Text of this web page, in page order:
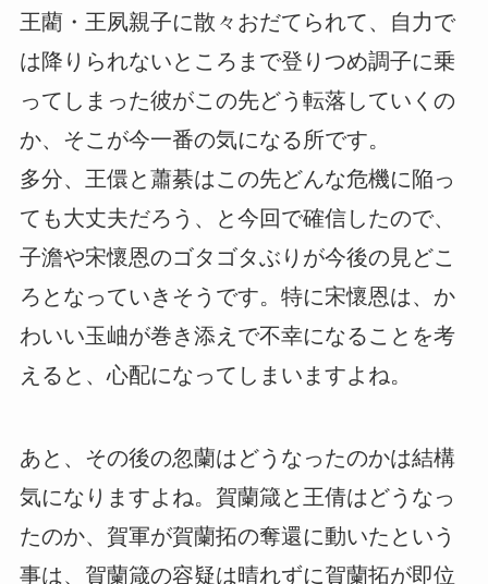
王藺・王夙親子に散々おだてられて、自力で
は降りられないところまで登りつめ調子に乗
ってしまった彼がこの先どう転落していくの
か、そこが今一番の気になる所です。
多分、王儇と蕭綦はこの先どんな危機に陥っ
ても大丈夫だろう、と今回で確信したので、
子澹や宋懷恩のゴタゴタぶりが今後の見どこ
ろとなっていきそうです。特に宋懷恩は、か
わいい玉岫が巻き添えで不幸になることを考
えると、心配になってしまいますよね。
あと、その後の忽蘭はどうなったのかは結構
気になりますよね。賀蘭箴と王倩はどうなっ
たのか、賀軍が賀蘭拓の奪還に動いたという
事は、賀蘭箴の容疑は晴れずに賀蘭拓が即位